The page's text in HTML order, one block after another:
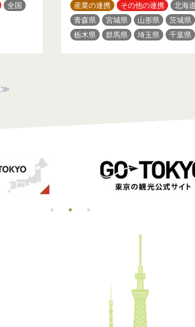
全国
産業の連携 その他の連携
北海
青森県
宮城県 山形県
茨城県
栃木県
群馬県 埼玉県
千葉県
≫